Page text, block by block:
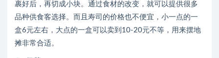
裹好后，再切成小块。通过食材的改变，就可以提供很多
品种供食客选择。而且寿司的价格也不便宜，小一点的一
盒6元左右，大点的一盒可以卖到10-20元不等，用来摆地
摊非常合适。